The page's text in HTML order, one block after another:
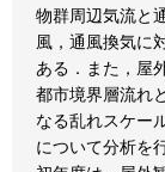
物群周辺気流と
風，通風換気に
ある．また，屋
都市境界層流れ
なる乱れスケー
について分析を